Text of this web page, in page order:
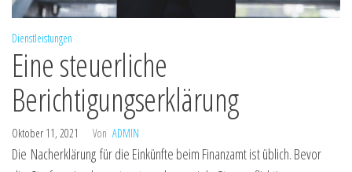
Dienstleistungen
Eine steuerliche
Berichtigungserklärung
Oktober 11, 2021 Von ADMIN
Die Nacherklärung für die Einkünfte beim Finanzamt ist üblich. Bevor